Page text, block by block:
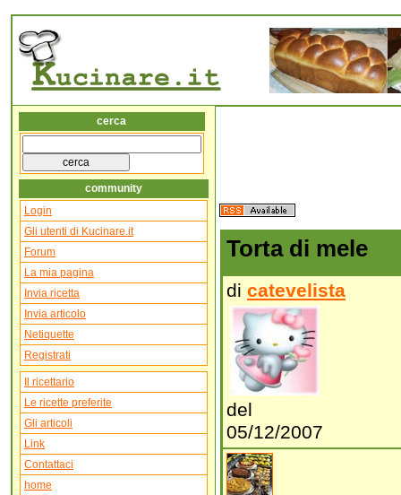
cerca
community
Login
Gli utenti di Kucinare.it
Forum
La mia pagina
Invia ricetta
Invia articolo
Netiquette
Registrati
Il ricettario
Le ricette preferite
Gli articoli
Link
Contattaci
home
Torta di mele
di catevelista
del
05/12/2007